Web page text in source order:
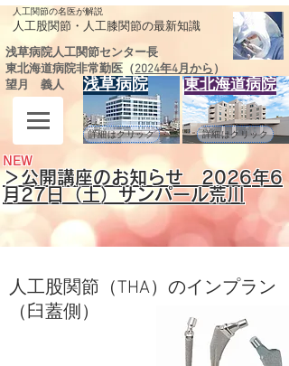
人工関節の名医が解説
​人工股関節・人工膝関節の最新知識
浅草病院人工関節センター長
東北海道病院非常勤医（2024年4月から）
望月 義人浅草病院 東北海道病院
詳細はクリック 詳細はクリック
NEW
＞公開講座のお知らせ 2026年6
月27日（土）サンパール荒川
人工股関節（THA）のインプラン
（臼蓋側）